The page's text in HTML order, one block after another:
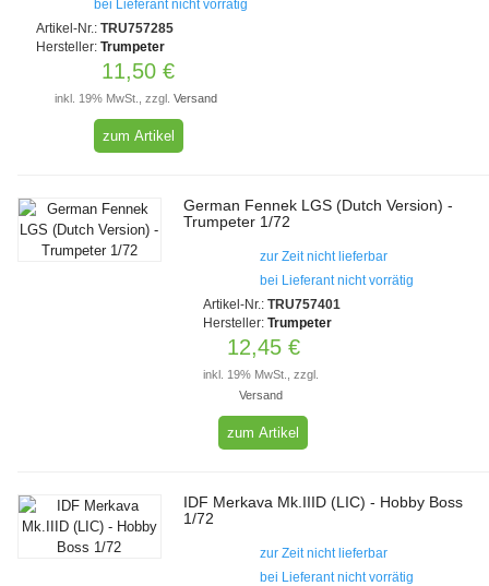
bei Lieferant nicht vorrätig
Artikel-Nr.:TRU757285
Hersteller:Trumpeter
11,50 €
inkl. 19% MwSt., zzgl. Versand
zum Artikel
German Fennek LGS (Dutch Version) -
Trumpeter 1/72
zur Zeit nicht lieferbar
bei Lieferant nicht vorrätig
Artikel-Nr.: TRU757401
Hersteller: Trumpeter
12,45 €
inkl. 19% MwSt., zzgl.
Versand
zum Artikel
IDF Merkava Mk.IIID (LIC) - Hobby Boss
1/72
zur Zeit nicht lieferbar
bei Lieferant nicht vorrätig